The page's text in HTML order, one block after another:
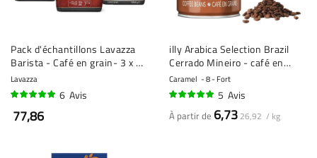
Pack d'échantillons Lavazza
Barista - Café en grain- 3 x 1
kilo
Lavazza
6 Avis
77,86
illy Arabica Selection Brazil
Cerrado Mineiro - café en
grains - 250 grammes
Caramel 8 - Fort
5 Avis
À partir de 6,73 26,92 / kg